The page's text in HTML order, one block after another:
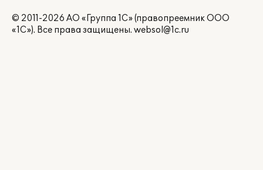
© 2011-2026 АО «Группа 1С» (правопреемник ООО
«1С»). Все права защищены. websol@1c.ru